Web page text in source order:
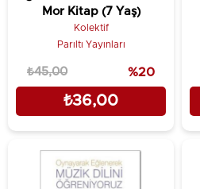
Mor Kitap (7 Yaş)
Kolektif
Parıltı Yayınları
₺36,00
₺45,00 %20